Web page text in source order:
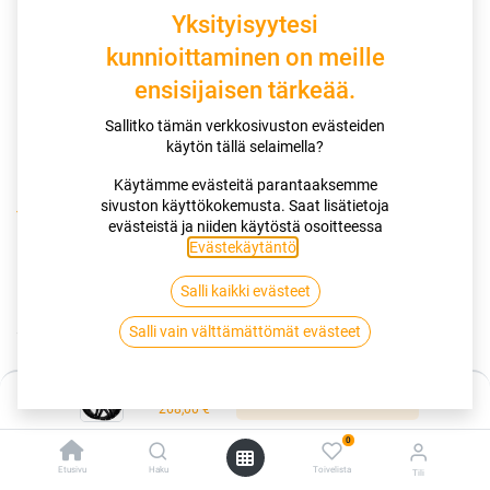
268,00€
Etusivu Haku
0
Toivelista Tili
Kauppa
STATUSFÄLGAR D62 FLATBLACK MILLED RIVETS 9x18 6/114.3
STATUSFÄLGAR D62 FLATBLACK
MILLED RIVETS 9x18 6/114.3 ET25
CB66.1
Tuotekoodi:
Tällä tuotteella ei ole kelvollista yhdistelmää.
Yksityisyytesi
kunnioittaminen on meille
ensisijaisen tärkeää.
Sallitko tämän verkkosivuston evästeiden
käytön tällä selaimella?
Käytämme evästeitä parantaaksemme
sivuston käyttökokemusta. Saat lisätietoja
evästeistä ja niiden käytöstä osoitteessa
Evästekäytäntö
Salli kaikki evästeet
Salli vain välttämättömät evästeet